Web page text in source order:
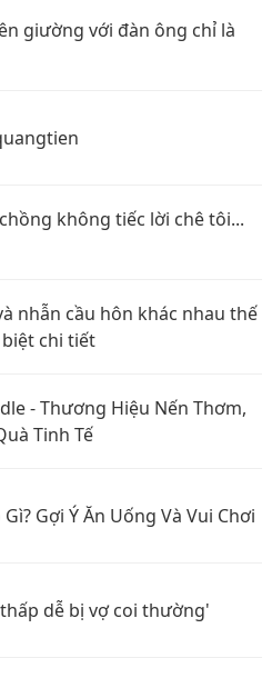
giường với đàn ông chỉ là
không tiếc lời chê tôi...
nhẫn cầu hôn khác nhau thế
biệt chi tiết
- Thương Hiệu Nến Thơm,
Tinh Tế
Gợi Ý Ăn Uống Và Vui Chơi
dễ bị vợ coi thường'